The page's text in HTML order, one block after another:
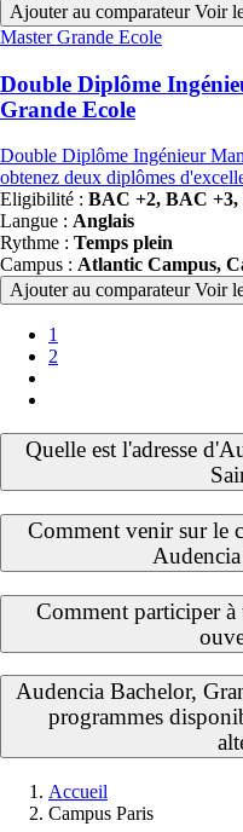
Ajouter au comparateur Voir
Famille
programmes
Master Grande Ecole
Double Diplôme
Grande Ecole
Double Diplôme Ingénieur
obtenez deux diplômes
Eligibilité : BAC +2, BAC
Langue : Anglais
Rythme : Temps plein
Campus : Atlantic Campus,
Ajouter au comparateur Voir
Pagination
Page
courante
1
Page
2
Quelle est l'adresse
Comment venir sur le
Comment participer
Audencia Bachelor,
programmes
d'Ariane
Accueil
Campus Paris